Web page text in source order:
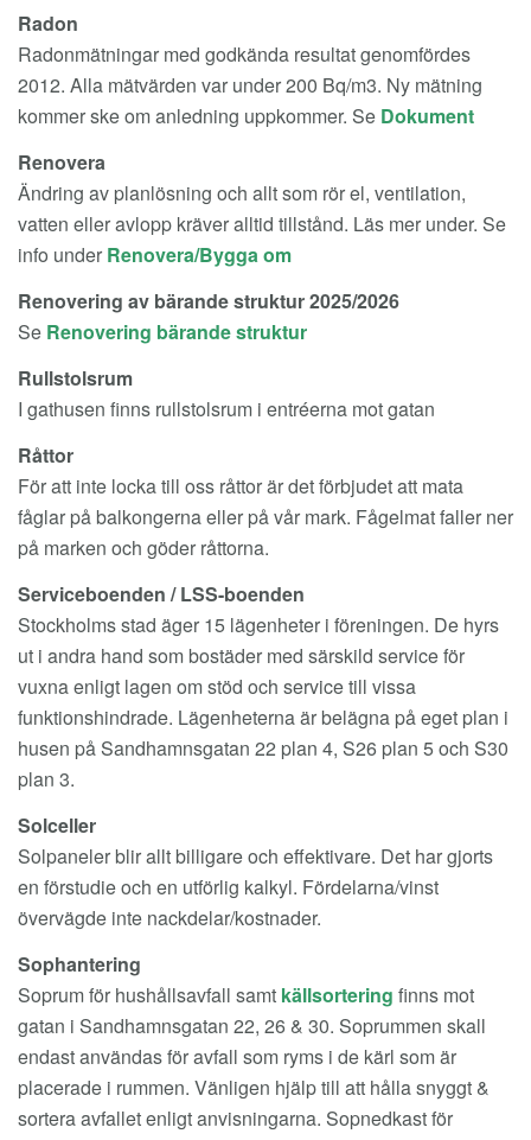
Radon
Radonmätningar med godkända resultat genomfördes
2012. Alla mätvärden var under 200 Bq/m3. Ny mätning
kommer ske om anledning uppkommer. Se Dokument
Renovera
Ändring av planlösning och allt som rör el, ventilation,
vatten eller avlopp kräver alltid tillstånd. Läs mer under. Se
info under Renovera/Bygga om
Renovering av bärande struktur 2025/2026
Se Renovering bärande struktur
Rullstolsrum
I gathusen finns rullstolsrum i entréerna mot gatan
Råttor
För att inte locka till oss råttor är det förbjudet att mata
fåglar på balkongerna eller på vår mark. Fågelmat faller ner
på marken och göder råttorna.
Serviceboenden / LSS-boenden
Stockholms stad äger 15 lägenheter i föreningen. De hyrs
ut i andra hand som bostäder med särskild service för
vuxna enligt lagen om stöd och service till vissa
funktionshindrade. Lägenheterna är belägna på eget plan i
husen på Sandhamnsgatan 22 plan 4, S26 plan 5 och S30
plan 3.
Solceller
Solpaneler blir allt billigare och effektivare. Det har gjorts
en förstudie och en utförlig kalkyl. Fördelarna/vinst
övervägde inte nackdelar/kostnader.
Sophantering
Soprum för hushållsavfall samt källsortering finns mot
gatan i Sandhamnsgatan 22, 26 & 30. Soprummen skall
endast användas för avfall som ryms i de kärl som är
placerade i rummen. Vänligen hjälp till att hålla snyggt &
sortera avfallet enligt anvisningarna. Sopnedkast för